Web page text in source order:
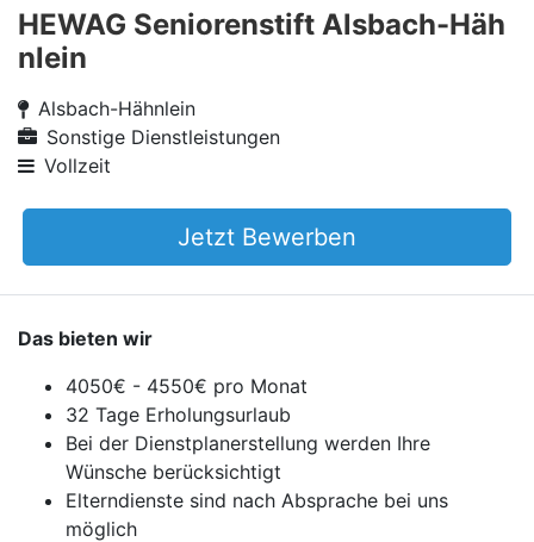
HEWAG Seniorenstift Alsbach-Häh
nlein
Alsbach-Hähnlein
Sonstige Dienstleistungen
Vollzeit
Jetzt Bewerben
Das bieten wir
4050€ - 4550€ pro Monat
32 Tage Erholungsurlaub
Bei der Dienstplanerstellung werden Ihre
Wünsche berücksichtigt
Elterndienste sind nach Absprache bei uns
möglich